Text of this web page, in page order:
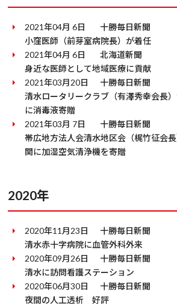
2021年04月 6日
十勝毎日新聞
小窪医師（前芽室病院長）が着任
2021年04月 6日
北海道新聞
身近な医師として地域医療に貢献
2021年03月20日
十勝毎日新聞
清水ロータリークラブ（有澤秀幸会長
に消毒液寄贈
2021年03月 7日
十勝毎日新聞
帯広地方法人会清水地区会（梶竹征会
関に加湿空気清浄機を寄贈
2020年
2020年11月23日
十勝毎日新聞
清水赤十字病院に血管外科外来
2020年09月26日
十勝毎日新聞
清水に訪問看護ステーション
2020年06月30日
十勝毎日新聞
夜間の人工透析 好評